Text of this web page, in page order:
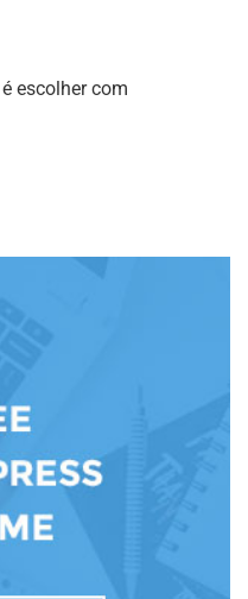
escolher com